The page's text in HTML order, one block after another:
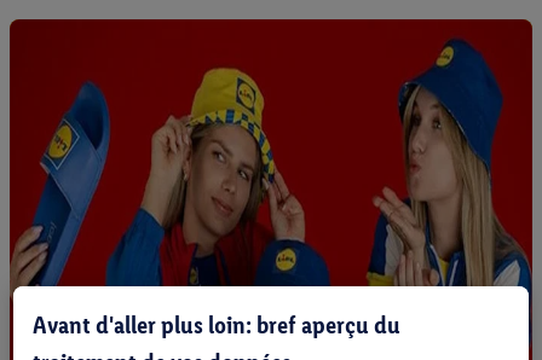
Avant d'aller plus loin: bref aperçu du